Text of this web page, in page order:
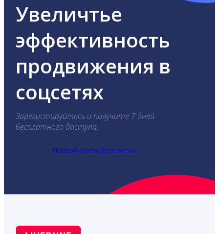
Увеличтье
эффективность
продвижения в
соцсетях
Зарегистируйтесь и получите 7 дней
бесплатного доступа.
Попробовать бесплатно